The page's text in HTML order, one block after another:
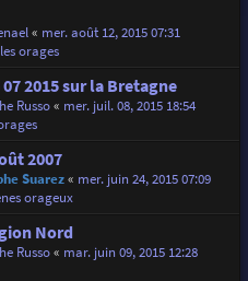
« mer. août 12, 2015 07:31
orages
2015 sur la Bretagne
Russo« mer. juil. 08, 2015 18:54
2007
Suarez« mer. juin 24, 2015 07:09
orageux
Nord
Russo« mar. juin 09, 2015 12:28